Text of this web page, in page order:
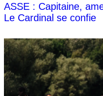
ASSE : Capitaine,
Le Cardinal se confie